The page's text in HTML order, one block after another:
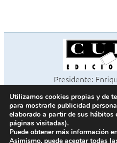
Presidente:
©2026 Revista
Todos los
Paseo de Gracia, 63. 1º 2ª.
Fax 933
Utilizamos cookies propias y de
para mostrarle publicidad
elaborado a partir de sus hábitos
páginas visitadas).
Puede obtener más información
Asimismo, puede aceptar todas